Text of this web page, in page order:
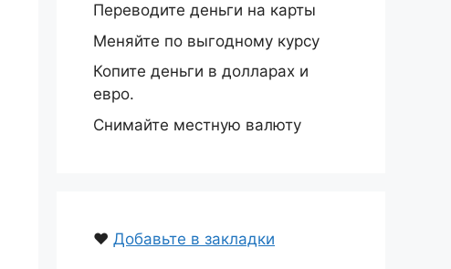
Переводите деньги на карты
Меняйте по выгодному курсу
Копите деньги в долларах и
евро.
Снимайте местную валюту
❤️ Добавьте в закладки